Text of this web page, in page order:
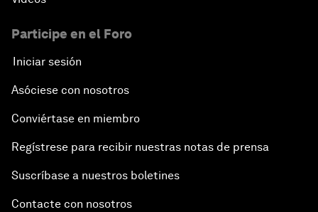
Participe en el Foro
Iniciar sesión
Asóciese con nosotros
Conviértase en miembro
Regístrese para recibir nuestras notas de prensa
Suscríbase a nuestros boletines
Contacte con nosotros